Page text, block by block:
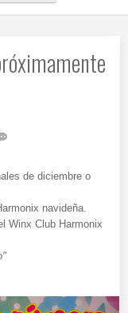
de diciembre o
navideña.
Winx Club Harmonix